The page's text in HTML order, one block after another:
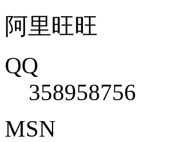
阿里旺旺
QQ
358958756
MSN